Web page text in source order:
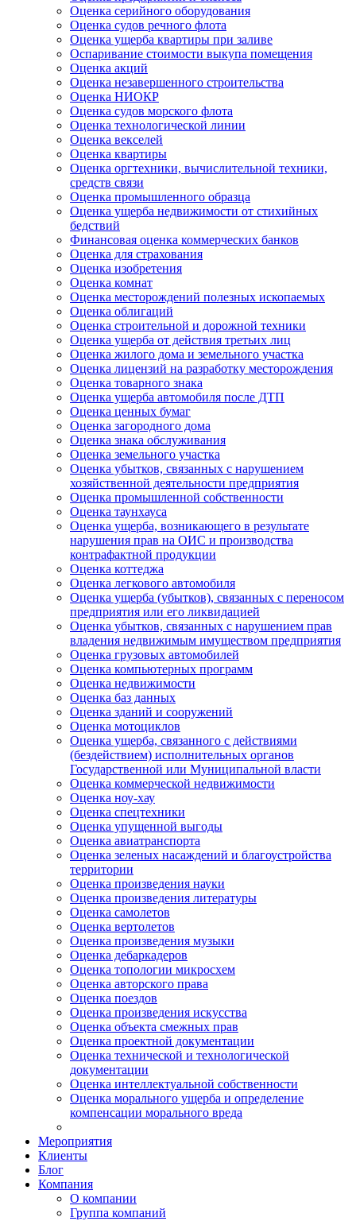
Оценка серийного оборудования
Оценка судов речного флота
Оценка ущерба квартиры при заливе
Оспаривание стоимости выкупа помещения
Оценка акций
Оценка незавершенного строительства
Оценка НИОКР
Оценка судов морского флота
Оценка технологической линии
Оценка векселей
Оценка квартиры
Оценка оргтехники, вычислительной техники,
средств связи
Оценка промышленного образца
Оценка ущерба недвижимости от стихийных
бедствий
Финансовая оценка коммерческих банков
Оценка для страхования
Оценка изобретения
Оценка комнат
Оценка месторождений полезных ископаемых
Оценка облигаций
Оценка строительной и дорожной техники
Оценка ущерба от действия третьих лиц
Оценка жилого дома и земельного участка
Оценка лицензий на разработку месторождения
Оценка товарного знака
Оценка ущерба автомобиля после ДТП
Оценка ценных бумаг
Оценка загородного дома
Оценка знака обслуживания
Оценка земельного участка
Оценка убытков, связанных с нарушением
хозяйственной деятельности предприятия
Оценка промышленной собственности
Оценка таунхауса
Оценка ущерба, возникающего в результате
нарушения прав на ОИС и производства
контрафактной продукции
Оценка коттеджа
Оценка легкового автомобиля
Оценка ущерба (убытков), связанных с переносом
предприятия или его ликвидацией
Оценка убытков, связанных с нарушением прав
владения недвижимым имуществом предприятия
Оценка грузовых автомобилей
Оценка компьютерных программ
Оценка недвижимости
Оценка баз данных
Оценка зданий и сооружений
Оценка мотоциклов
Оценка ущерба, связанного с действиями
(бездействием) исполнительных органов
Государственной или Муниципальной власти
Оценка коммерческой недвижимости
Оценка ноу-хау
Оценка спецтехники
Оценка упущенной выгоды
Оценка авиатранспорта
Оценка зеленых насаждений и благоустройства
территории
Оценка произведения науки
Оценка произведения литературы
Оценка самолетов
Оценка вертолетов
Оценка произведения музыки
Оценка дебаркадеров
Оценка топологии микросхем
Оценка авторского права
Оценка поездов
Оценка произведения искусства
Оценка объекта смежных прав
Оценка проектной документации
Оценка технической и технологической
документации
Оценка интеллектуальной собственности
Оценка морального ущерба и определение
компенсации морального вреда
Мероприятия
Клиенты
Блог
Компания
О компании
Группа компаний